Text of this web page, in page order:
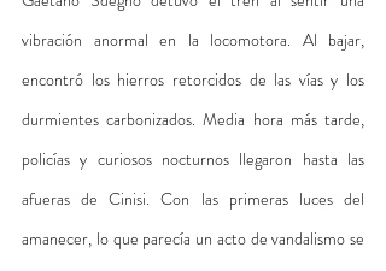
vibración anormal en la locomotora. Al bajar,
encontró los hierros retorcidos de las vías y los
durmientes carbonizados. Media hora más tarde,
policías y curiosos nocturnos llegaron hasta las
afueras de Cinisi. Con las primeras luces del
amanecer, lo que parecía un acto de vandalismo se